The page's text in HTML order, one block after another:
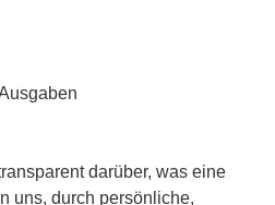
darüber, was eine
uns, durch persönliche,